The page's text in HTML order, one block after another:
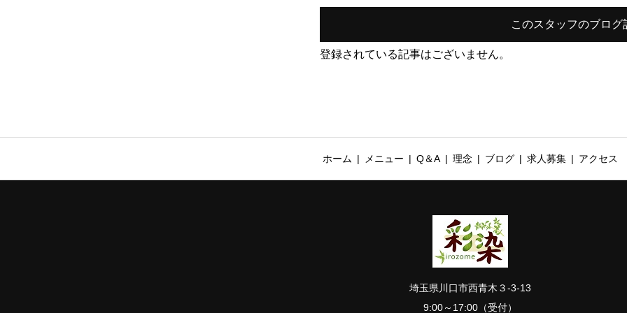
このスタッフのブログ
登録されている記事はございません。
ホーム メニュー Q＆A 理念 ブログ 求人募集 アクセス
埼玉県川口市西青木３-3-13
9:00～17:00（受付）